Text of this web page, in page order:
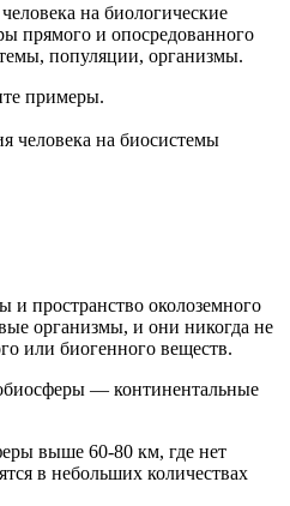
на биологические
прямого и опосредованного
популяции, организмы.
примеры.
человека на биосистемы
и пространство околоземного
организмы, и они никогда не
или биогенного веществ.
— континентальные
выше 60-80 км, где нет
в небольших количествах